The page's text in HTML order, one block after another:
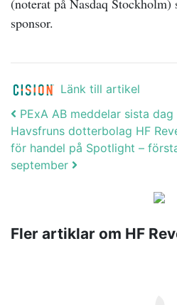
(noterat på Nasdaq Stockholm)
sponsor.
Länk till artikel
Post
PExA AB meddelar sista
Havsfruns dotterbolag HF
för handel på Spotlight –
september
Fler artiklar om HF